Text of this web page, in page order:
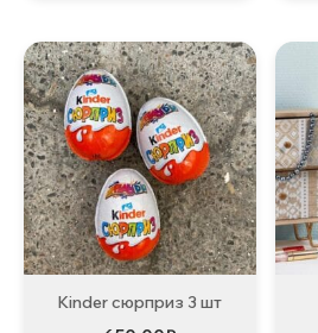
Kinder сюрприз 3 шт